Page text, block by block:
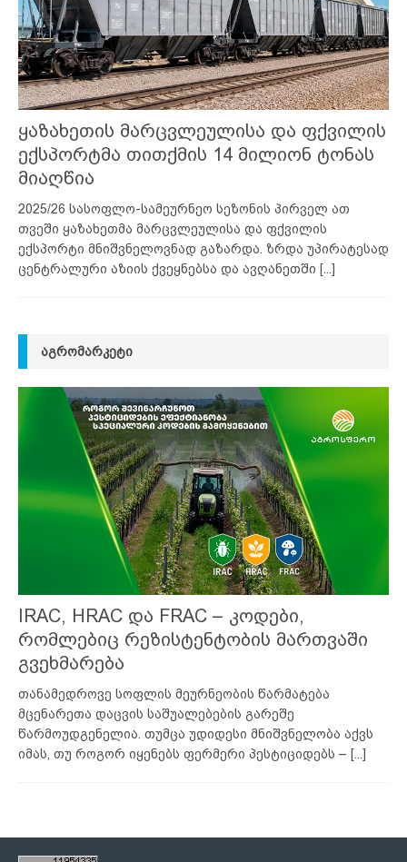
ყაზახეთის მარცვლეულისა და ფქვილის
ექსპორტმა თითქმის 14 მილიონ ტონას
მიაღწია
2025/26 სასოფლო-სამეურნეო სეზონის პირველ ათ
თვეში ყაზახეთმა მარცვლეულისა და ფქვილის
ექსპორტი მნიშვნელოვნად გაზარდა. ზრდა უპირატესად
ცენტრალური აზიის ქვეყნებსა და ავღანეთში [...]
ᲐᲒᲠᲝᲛᲐᲠᲙᲔᲢᲘ
IRAC, HRAC და FRAC – კოდები,
რომლებიც რეზისტენტობის მართვაში
გვეხმარება
თანამედროვე სოფლის მეურნეობის წარმატება
მცენარეთა დაცვის საშუალებების გარეშე
წარმოუდგენელია. თუმცა უდიდესი მნიშვნელობა აქვს
იმას, თუ როგორ იყენებს ფერმერი პესტიციდებს – [...]